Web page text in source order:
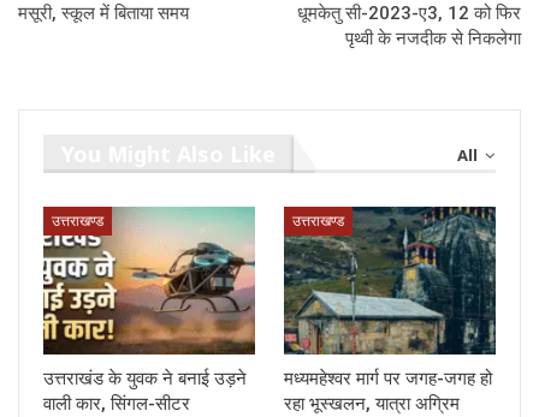
मसूरी, स्कूल में बिताया समय
धूमकेतु सी-2023-ए3, 12 को फिर
पृथ्वी के नजदीक से निकलेगा
All
उत्तराखण्ड
उत्तराखंड के युवक ने बनाई उड़ने
वाली कार, सिंगल-सीटर
उत्तराखण्ड
मध्यमहेश्वर मार्ग पर जगह-जगह हो
रहा भूस्खलन, यात्रा अग्रिम